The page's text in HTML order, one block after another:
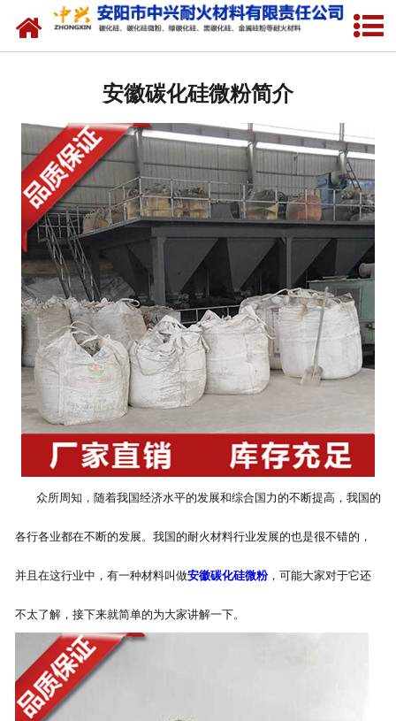
网站首页
新闻中心
厂容厂貌
联系我们
安徽碳化硅微粉简介
众所周知，随着我国经济水平的发展和综合国力的不断提高，我国的
各行各业都在不断的发展。我国的耐火材料行业发展的也是很不错的，
并且在这行业中，有一种材料叫做安徽碳化硅微粉，可能大家对于它还
不太了解，接下来就简单的为大家讲解一下。